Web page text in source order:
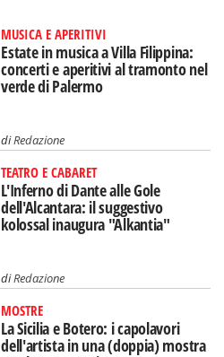
MUSICA E APERITIVI
Estate in musica a Villa Filippina:
concerti e aperitivi al tramonto nel
verde di Palermo
diRedazione
TEATRO E CABARET
L'Inferno di Dante alle Gole
dell'Alcantara: il suggestivo
kolossal inaugura "Alkantia"
diRedazione
MOSTRE
La Sicilia e Botero: i capolavori
dell'artista in una (doppia) mostra